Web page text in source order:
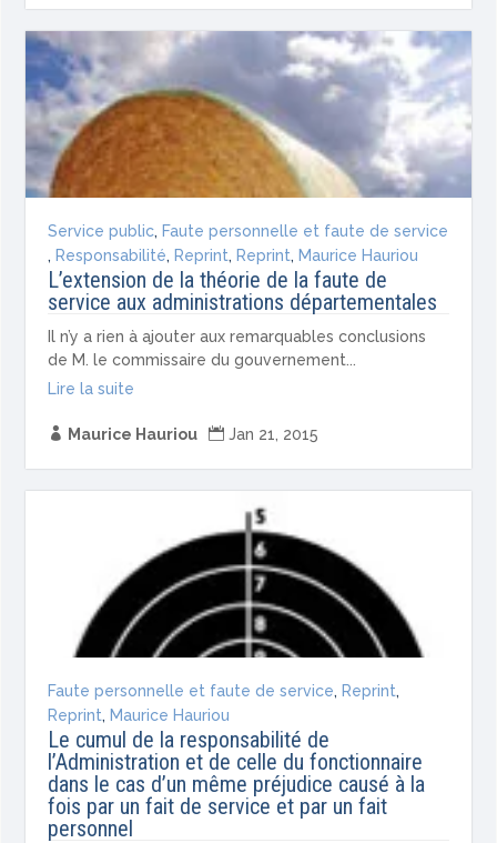
Service public, Faute personnelle et faute de service
, Responsabilité, Reprint, Reprint, Maurice Hauriou
L’extension de la théorie de la faute de
service aux administrations départementales
Il n’y a rien à ajouter aux remarquables conclusions
de M. le commissaire du gouvernement...
Lire la suite
 Maurice Hauriou  Jan 21, 2015
Faute personnelle et faute de service, Reprint,
Reprint, Maurice Hauriou
Le cumul de la responsabilité de
l’Administration et de celle du fonctionnaire
dans le cas d’un même préjudice causé à la
fois par un fait de service et par un fait
personnel